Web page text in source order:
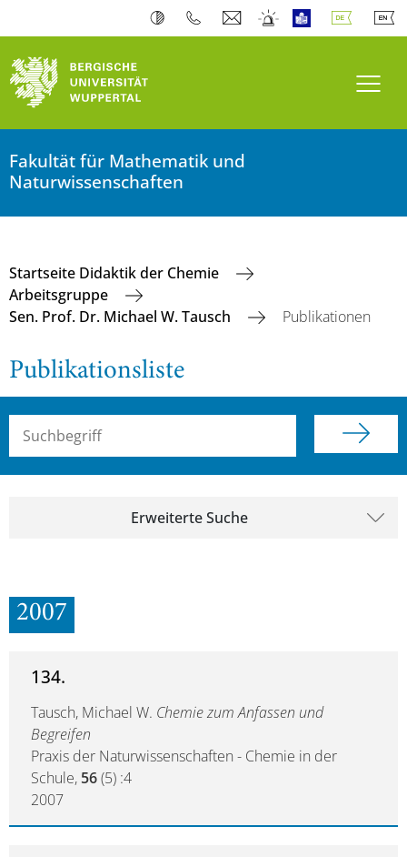
Fakultät für Mathematik und
Naturwissenschaften
Startseite Didaktik der Chemie
Arbeitsgruppe
Sen. Prof. Dr. Michael W. Tausch
Publikationen
Publikationsliste
Suchbegriff (alle Felder)
Erweiterte Suche
2007
134.
Tausch, Michael W. Chemie zum Anfassen und
Begreifen
Praxis der Naturwissenschaften - Chemie in der
Schule, 56(5) :4
2007